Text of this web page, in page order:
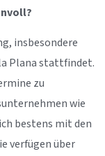
insbesondere
Plana stattfindet.
zu
wie
bestens mit den
verfügen über